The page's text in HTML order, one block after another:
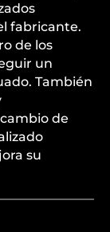
fabricante.
de los
un
También
de
su